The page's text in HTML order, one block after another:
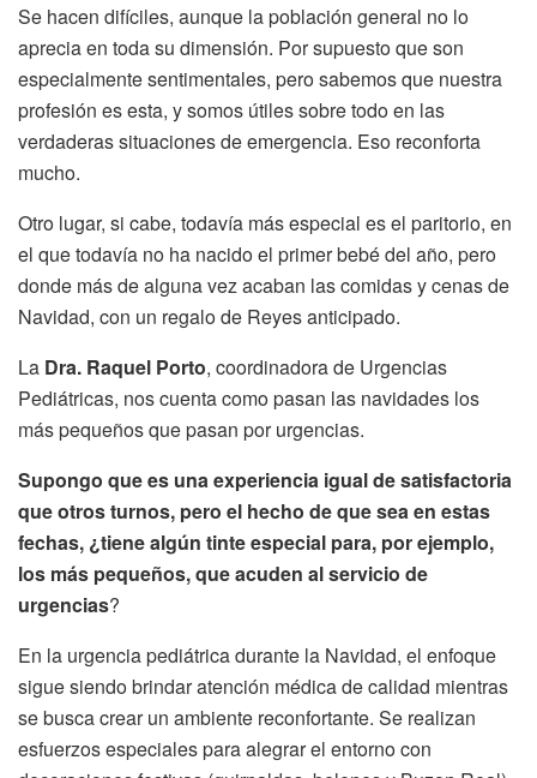
Se hacen difíciles, aunque la población general no lo
aprecia en toda su dimensión. Por supuesto que son
especialmente sentimentales, pero sabemos que nuestra
profesión es esta, y somos útiles sobre todo en las
verdaderas situaciones de emergencia. Eso reconforta
mucho.
Otro lugar, si cabe, todavía más especial es el paritorio, en
el que todavía no ha nacido el primer bebé del año, pero
donde más de alguna vez acaban las comidas y cenas de
Navidad, con un regalo de Reyes anticipado.
La Dra. Raquel Porto, coordinadora de Urgencias
Pediátricas, nos cuenta como pasan las navidades los
más pequeños que pasan por urgencias.
Supongo que es una experiencia igual de satisfactoria
que otros turnos, pero el hecho de que sea en estas
fechas, ¿tiene algún tinte especial para, por ejemplo,
los más pequeños, que acuden al servicio de
urgencias?
En la urgencia pediátrica durante la Navidad, el enfoque
sigue siendo brindar atención médica de calidad mientras
se busca crear un ambiente reconfortante. Se realizan
esfuerzos especiales para alegrar el entorno con